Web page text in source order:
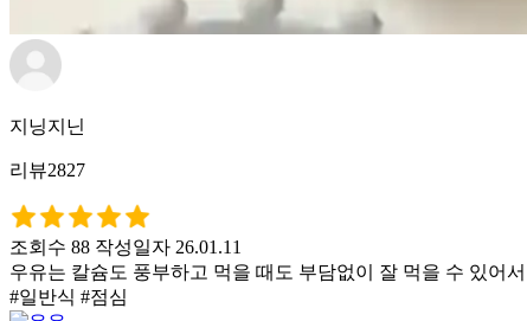
지닝지닌
리뷰2827
조회수 88 작성일자 26.01.11
우유는 칼슘도 풍부하고 먹을 때도 부담없이 잘 먹을 수 있어
#일반식 #점심